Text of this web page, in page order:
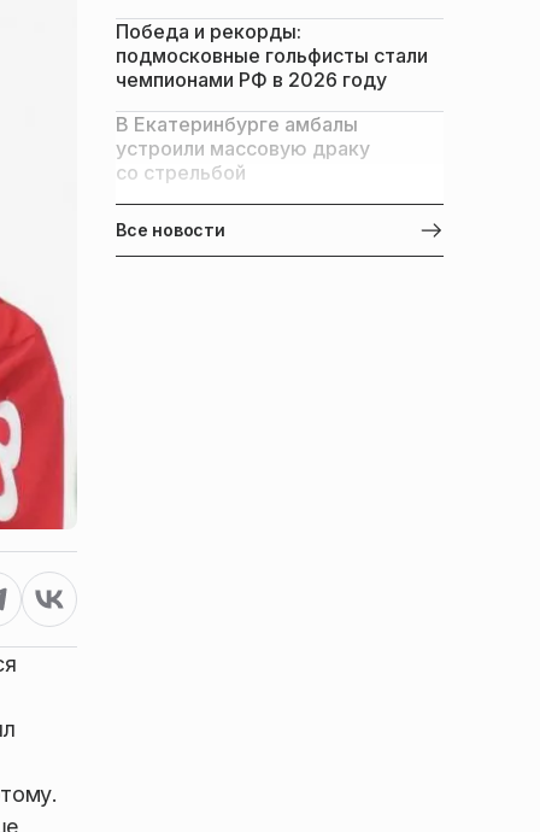
Победа и рекорды:
подмосковные гольфисты стали
чемпионами РФ в 2026 году
В Екатеринбурге амбалы
устроили массовую драку
со стрельбой
Все новости